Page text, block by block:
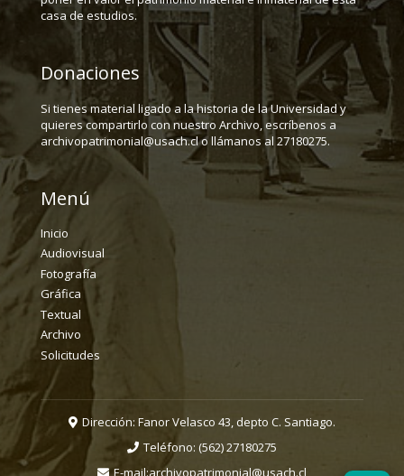
casa de estudios.
Donaciones
Si tienes material ligado a la historia de la Universidad y
quieres compartirlo con nuestro Archivo, escríbenos a
archivopatrimonial@usach.cl o llámanos al 27180275.
Menú
Inicio
Audiovisual
Fotografía
Gráfica
Textual
Archivo
Solicitudes
Dirección: Fanor Velasco 43, depto C. Santiago.
Teléfono: (562) 27180275
E-mail:archivopatrimonial@usach.cl